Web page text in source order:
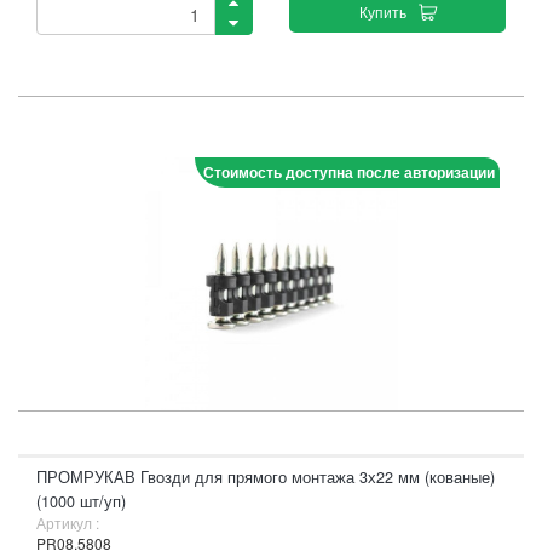
Купить
Стоимость доступна после авторизации
ПРОМРУКАВ Гвозди для прямого монтажа 3х22 мм (кованые)
(1000 шт/уп)
Артикул :
PR08.5808